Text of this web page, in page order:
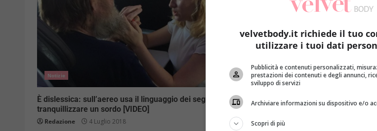
Notizie
È dislessica: sull’aereo usa il linguaggio dei segni per
tranquillizzare un sordo [VIDEO]
Redazione 4 Luglio 2018
Kids Notizie
Nonna sordomuta insegna il linguaggio
nipote: la conversazione più bella
Redazione
velvetbody.it richiede il tuo
utilizzare i tuoi dati
Pubblicità e contenuti personalizzati,
prestazioni dei contenuti e degli annunci,
sviluppo di servizi
Archiviare informazioni su dispositivo e/o
Scopri di più